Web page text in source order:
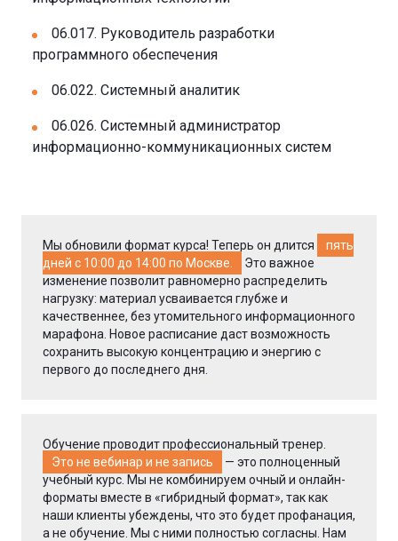
06.017. Руководитель разработки
программного обеспечения
06.022. Системный аналитик
06.026. Системный администратор
информационно-коммуникационных систем
Мы обновили формат курса! Теперь он длится
пять
дней с 10:00 до 14:00 по Москве.
Это важное
изменение позволит равномерно распределить
нагрузку: материал усваивается глубже и
качественнее, без утомительного информационного
марафона. Новое расписание даст возможность
сохранить высокую концентрацию и энергию с
первого до последнего дня.
Обучение проводит профессиональный тренер.
Это не вебинар и не запись
— это полноценный
учебный курс. Мы не комбинируем очный и онлайн-
форматы вместе в «гибридный формат», так как
наши клиенты убеждены, что это будет профанация,
а не обучение. Мы с ними полностью согласны. Нам